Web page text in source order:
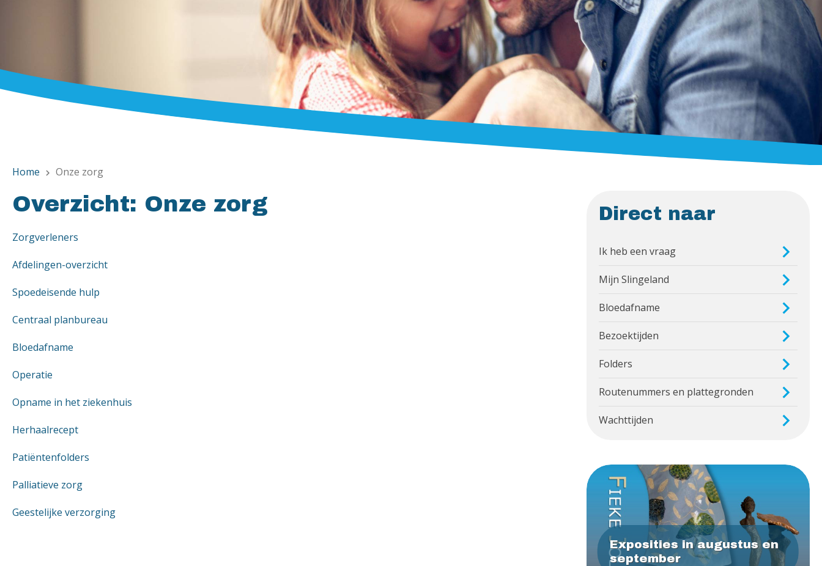
Home chevron_right Onze zorg
Overzicht: Onze zorg
Zorgverleners
Afdelingen-overzicht
Spoedeisende hulp
Centraal planbureau
Bloedafname
Operatie
Opname in het ziekenhuis
Herhaalrecept
Patiëntenfolders
Palliatieve zorg
Geestelijke verzorging
Direct naar
Ik heb een vraag
Mijn Slingeland
Bloedafname
Bezoektijden
Folders
Routenummers en plattegronden
Wachttijden
Exposities in augustus en
september